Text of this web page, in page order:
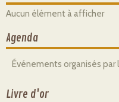
Aucun élément à afficher
Agenda
Événements organisés par
Livre d'or